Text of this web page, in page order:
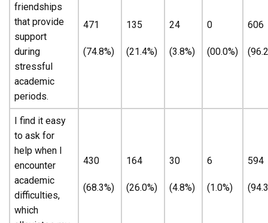
friendships
that provide
support
during
stressful
academic
periods.
471
(74.8%)
135
(21.4%)
24
(3.8%)
0
(00.0%)
606
I find it easy
to ask for
help when I
encounter
academic
difficulties,
which
430
(68.3%)
164
(26.0%)
30
(4.8%)
6
(1.0%)
594